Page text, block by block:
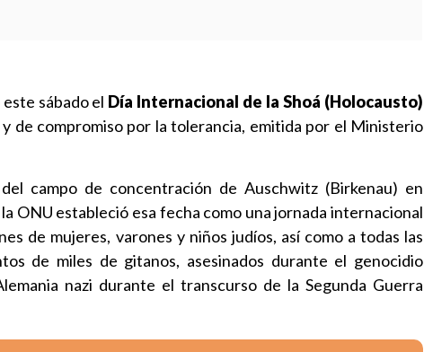
sábado el Día Internacional de la Shoá (Holocausto)
de compromiso por la tolerancia, emitida por el Ministerio
campo de concentración de Auschwitz (Birkenau) en
ONU estableció esa fecha como una jornada internacional
de mujeres, varones y niños judíos, así como a todas las
de miles de gitanos, asesinados durante el genocidio
nazi durante el transcurso de la Segunda Guerra